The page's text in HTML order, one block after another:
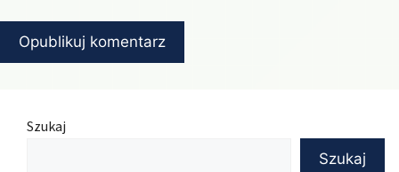
Szukaj
Szukaj